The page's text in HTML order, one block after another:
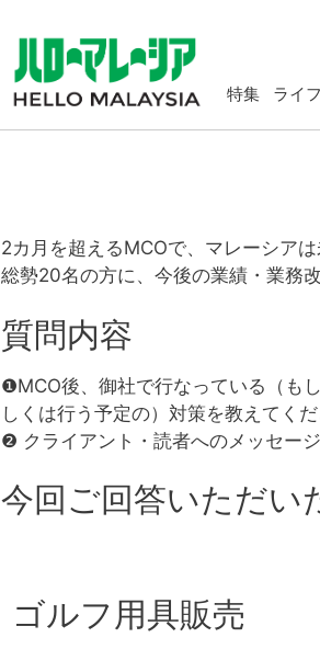
特集 ライフ
2カ月を超えるMCOで、マレーシア
総勢20名の方に、今後の業績・業務
質問内容
❶MCO後、御社で行なっている（も
しくは行う予定の）対策を教えてくだ
❷ クライアント・読者へのメッセージ
今回ご回答いただい
ゴルフ用具販売